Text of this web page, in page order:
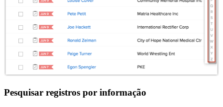
Pesquisar registros por informação